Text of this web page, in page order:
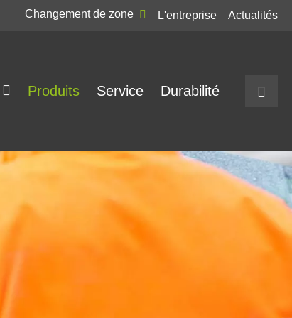
Changement de zone L'entreprise Actualités
Produits Service Durabilité